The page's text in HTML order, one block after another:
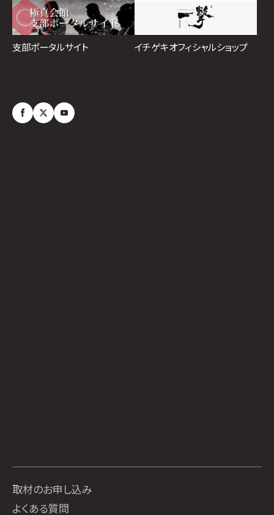
支部ポータルサイト イチゲキオフィシャルショップ
取材のお申し込み
よくある質問